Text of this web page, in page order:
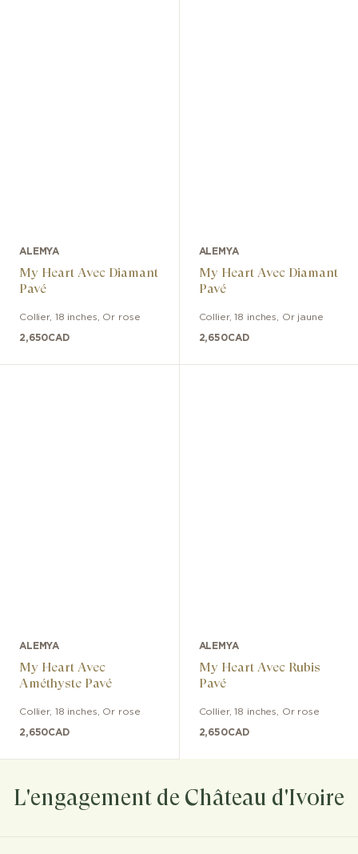
ALEMYA
My Heart Avec Diamant
Pavé
Collier, 18 inches Or rose
2,650CAD
ALEMYA
My Heart Avec Diamant
Pavé
Collier,18 inches Or jaune
2,650CAD
ALEMYA
My Heart Avec
Améthyste Pavé
Collier, 18 inches Or rose
2,650CAD
ALEMYA
My Heart Avec Rubis
Pavé
Collier,18 inches Or rose
2,650CAD
L'engagement de Château d'Ivoire